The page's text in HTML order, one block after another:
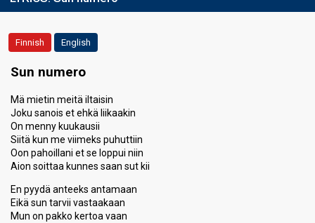
Finnish English
Sun numero
Mä mietin meitä iltaisin
Joku sanois et ehkä liikaakin
On menny kuukausii
Siitä kun me viimeks puhuttiin
Oon pahoillani et se loppui niin
Aion soittaa kunnes saan sut kii
En pyydä anteeks antamaan
Eikä sun tarvii vastaakaan
Mun on pakko kertoa vaan